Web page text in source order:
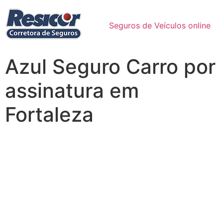
Seguros de Veículos online
Azul Seguro Carro por
assinatura em
Fortaleza